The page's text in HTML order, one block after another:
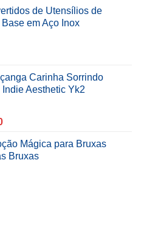
de Utensílios de
em Aço Inox
Carinha Sorrindo
Aesthetic Yk2
O
atual
é:
Mágica para Bruxas
Bruxas